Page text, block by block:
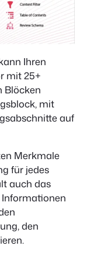
Ihren
mit 25+
Blöcken
mit
auf
Merkmale
für jedes
auch das
den